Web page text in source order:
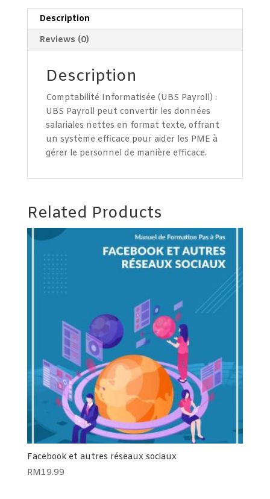
Description
Reviews (0)
Description
Comptabilité Informatisée (UBS Payroll) :
UBS Payroll peut convertir les données
salariales nettes en format texte, offrant
un système efficace pour aider les PME à
gérer le personnel de manière efficace.
Related Products
Facebook et autres réseaux sociaux
RM19.99